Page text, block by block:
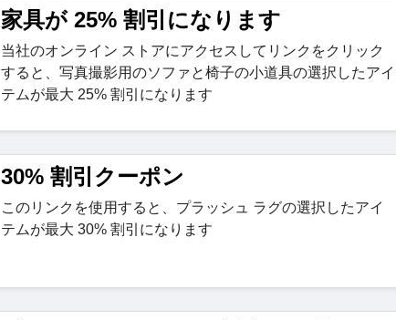
家具が 25% 割引になります
当社のオンライン ストアにアクセスしてリンクをクリック
すると、写真撮影用のソファと椅子の小道具の選択したアイ
テムが最大 25% 割引になります
30% 割引クーポン
このリンクを使用すると、プラッシュ ラグの選択したアイ
テムが最大 30% 割引になります